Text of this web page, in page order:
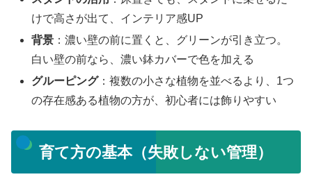
けで高さが出て、インテリア感UP
背景 ：濃い壁の前に置くと、グリーンが引き立つ。
白い壁の前なら、濃い鉢カバーで色を加える
グルーピング：複数の小さな植物を並べるより、1つ
の存在感ある植物の方が、初心者には飾りやすい
育て方の基本（失敗しない管理）